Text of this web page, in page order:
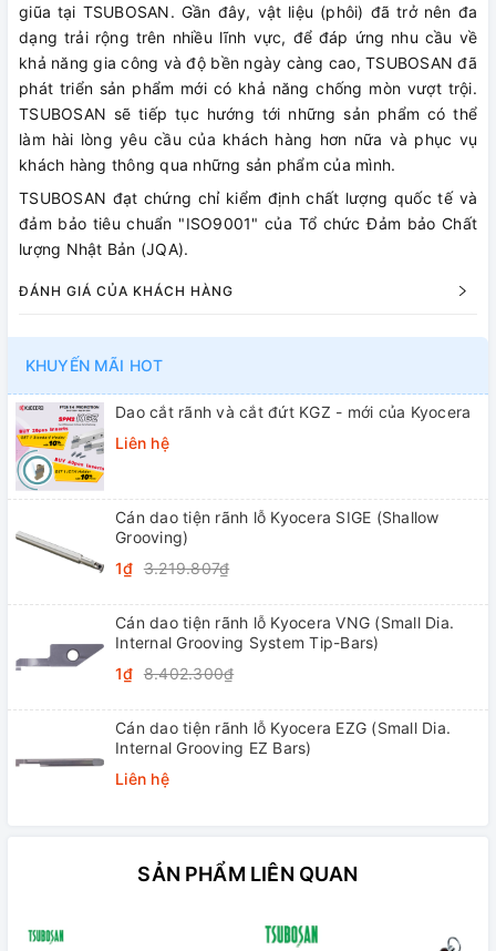
giũa tại TSUBOSAN. Gần đây, vật liệu (phôi) đã trở nên đa
dạng trải rộng trên nhiều lĩnh vực, để đáp ứng nhu cầu về
khả năng gia công và độ bền ngày càng cao, TSUBOSAN đã
phát triển sản phẩm mới có khả năng chống mòn vượt trội.
TSUBOSAN sẽ tiếp tục hướng tới những sản phẩm có thể
làm hài lòng yêu cầu của khách hàng hơn nữa và phục vụ
khách hàng thông qua những sản phẩm của mình.
TSUBOSAN đạt chứng chỉ kiểm định chất lượng quốc tế và
đảm bảo tiêu chuẩn "ISO9001" của Tổ chức Đảm bảo Chất
lượng Nhật Bản (JQA).
ĐÁNH GIÁ CỦA KHÁCH HÀNG
KHUYẾN MÃI HOT
Dao cắt rãnh và cắt đứt KGZ - mới của Kyocera
Liên hệ
Cán dao tiện rãnh lỗ Kyocera SIGE (Shallow
Grooving)
1₫ 3.219.807₫
Cán dao tiện rãnh lỗ Kyocera VNG (Small Dia.
Internal Grooving System Tip-Bars)
1₫ 8.402.300₫
Cán dao tiện rãnh lỗ Kyocera EZG (Small Dia.
Internal Grooving EZ Bars)
Liên hệ
SẢN PHẨM LIÊN QUAN